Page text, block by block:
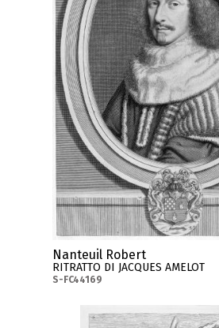
Nanteuil Robert
RITRATTO DI JACQUES AMELOT
S-FC44169